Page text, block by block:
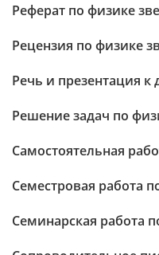
Реферат по физике
Рецензия по физике
Речь и презентация
Решение задач по
Самостоятельная
Семестровая работа
Семинарская работа